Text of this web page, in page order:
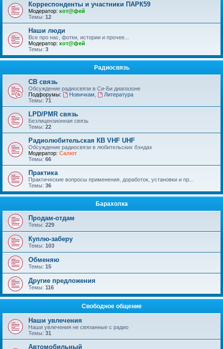
Корреспонденты и участники ПАРК59
Модератор: кот@фей
Темы: 12
Наши люди
Все про нас, фотки, истории и прочее...
Модератор: кот@фей
Темы: 3
Радиосвязь
СВ связь
Обсуждение радиосвязи в Си-Би диапазоне
Подфорумы:
Новичкам
Литература
Темы: 71
LPD/PMR связь
Безлицензионная связь
Темы: 22
Радиолюбительская КВ VHF UHF
Обсуждение радиосвязи в любительских бэндах
Модератор: Салют
Темы: 66
Практика
Практические вопросы применения, доработок, установки и пр...
Темы: 36
Барахолка
Продам-отдам
Темы: 229
Куплю-заберу
Темы: 103
Обменяю
Темы: 15
Другие предложения
Темы: 116
Свободное общение
Наши увлечения
Наши увлечения не связанные с радио
Темы: 31
Автомобильный